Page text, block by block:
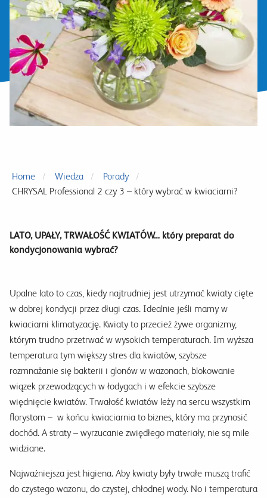
Home Wiedza
Porady
CHRYSAL Professional 2 czy 3 – który wybrać w kwiaciarni?
LATO, UPAŁY, TRWAŁOŚĆ KWIATÓW… który preparat do
kondycjonowania wybrać?
Upalne lato to czas, kiedy najtrudniej jest utrzymać kwiaty cięte
w dobrej kondycji przez długi czas. Idealnie jeśli mamy w
kwiaciarni klimatyzację. Kwiaty to przecież żywe organizmy,
którym trudno przetrwać w wysokich temperaturach. Im wyższa
temperatura tym większy stres dla kwiatów, szybsze
rozmnażanie się bakterii i glonów w wazonach, blokowanie
wiązek przewodzących w łodygach i w efekcie szybsze
więdnięcie kwiatów. Trwałość kwiatów leży na sercu wszystkim
florystom – w końcu kwiaciarnia to biznes, który ma przynosić
dochód. A straty – wyrzucanie zwiędłego materiały, nie są mile
widziane.
Najważniejsza jest higiena. Aby kwiaty były trwałe muszą trafić
do czystego wazonu, do czystej, chłodnej wody. No i temperatura